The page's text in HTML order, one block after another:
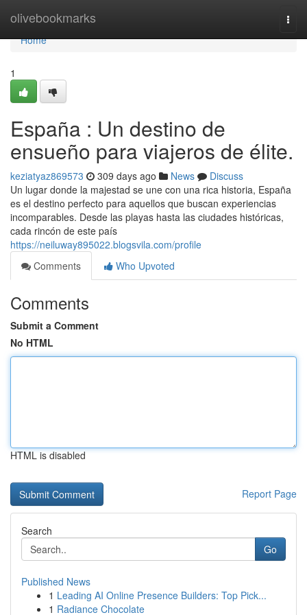
olivebookmarks
Home
Home
1
España : Un destino de
ensueño para viajeros de élite.
keziatyaz869573 309 days ago News
Discuss
Un lugar donde la majestad se une con una rica historia, España
es el destino perfecto para aquellos que buscan experiencias
incomparables. Desde las playas hasta las ciudades históricas,
cada rincón de este país
https://neiluway895022.blogsvila.com/profile
Comments
Who Upvoted
Comments
Submit a Comment
No HTML
HTML is disabled
Report Page
Search
Go
Published News
1 Leading AI Online Presence Builders: Top Pick...
1 Radiance Chocolate